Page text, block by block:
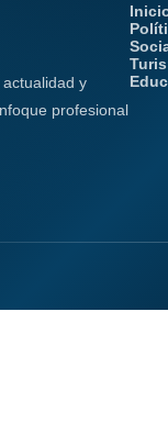
y
profesional